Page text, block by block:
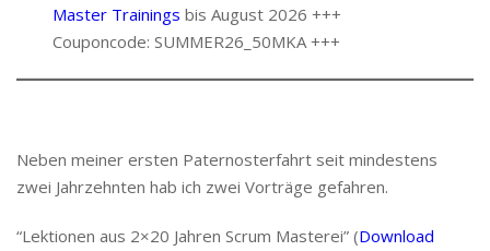
Master Trainings bis August 2026 +++
Couponcode: SUMMER26_50MKA +++
Neben meiner ersten Paternosterfahrt seit mindestens
zwei Jahrzehnten hab ich zwei Vorträge gefahren.
“Lektionen aus 2×20 Jahren Scrum Masterei” (Download